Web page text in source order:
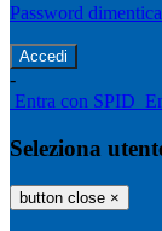
Password
-
Entra con SPID
Seleziona
button close ×